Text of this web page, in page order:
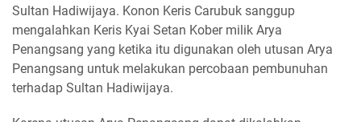
Sultan Hadiwijaya. Konon Keris Carubuk sanggup
mengalahkan Keris Kyai Setan Kober milik Arya
Penangsang yang ketika itu digunakan oleh utusan Arya
Penangsang untuk melakukan percobaan pembunuhan
terhadap Sultan Hadiwijaya.